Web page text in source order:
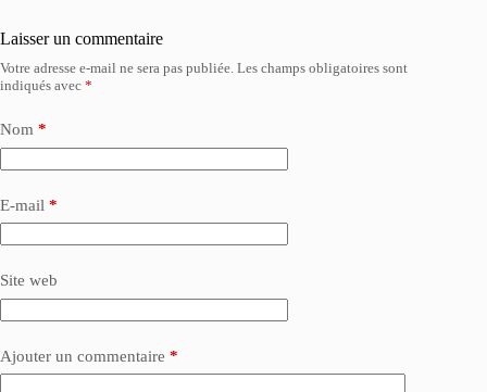
Laisser un commentaire
Votre adresse e-mail ne sera pas publiée. Les champs obligatoires sont
indiqués avec *
Nom *
E-mail *
Site web
Ajouter un commentaire *